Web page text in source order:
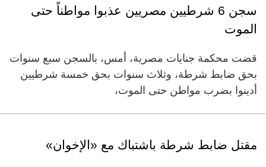
سجن 6 شرطيين مصريين عذبوا مواطناً حتى
الموت
قضت محكمة جنايات مصرية، أمس، بالسجن سبع سنوات
بحق ضابط شرطة، وثلاث سنوات بحق خمسة شرطيين
أدينوا بضرب مواطن حتى الموت،
مقتل ضابط شرطة باشتباك مع «الإخوان»